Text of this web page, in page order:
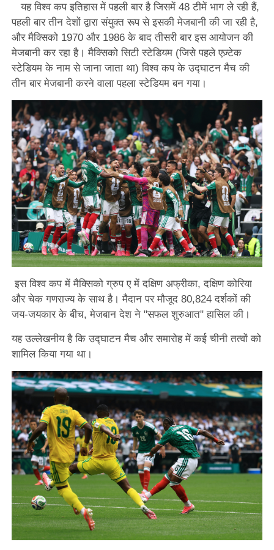
यह विश्व कप इतिहास में पहली बार है जिसमें 48 टीमें भाग ले रही हैं,
पहली बार तीन देशों द्वारा संयुक्त रूप से इसकी मेजबानी की जा रही है,
और मैक्सिको 1970 और 1986 के बाद तीसरी बार इस आयोजन की
मेजबानी कर रहा है। मैक्सिको सिटी स्टेडियम (जिसे पहले एज़्टेक
स्टेडियम के नाम से जाना जाता था) विश्व कप के उद्घाटन मैच की
तीन बार मेजबानी करने वाला पहला स्टेडियम बन गया।
इस विश्व कप में मैक्सिको ग्रुप ए में दक्षिण अफ्रीका, दक्षिण कोरिया
और चेक गणराज्य के साथ है। मैदान पर मौजूद 80,824 दर्शकों की
जय-जयकार के बीच, मेजबान देश ने "सफल शुरुआत" हासिल की।
यह उल्लेखनीय है कि उद्घाटन मैच और समारोह में कई चीनी तत्वों को
शामिल किया गया था।